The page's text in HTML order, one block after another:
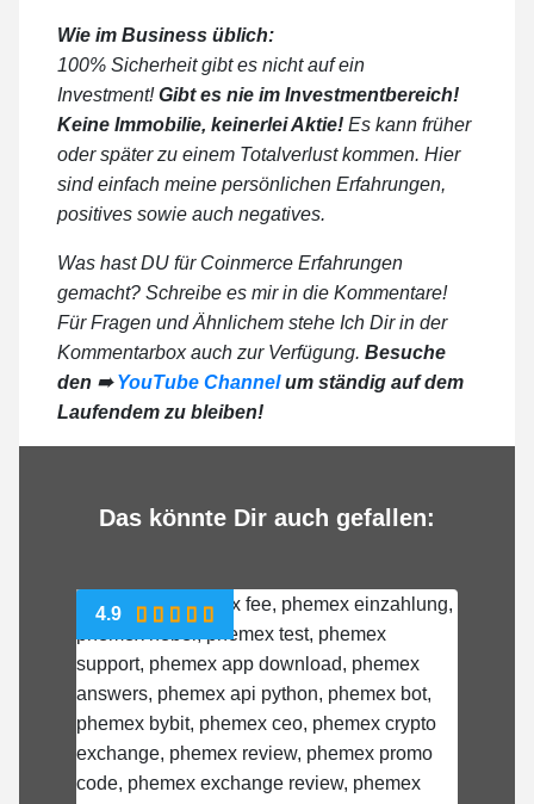
Wie im Business üblich:
100% Sicherheit gibt es nicht auf ein
Investment!Gibt es nie im Investmentbereich!
Keine Immobilie, keinerlei Aktie! Es kann früher
oder später zu einem Totalverlust kommen. Hier
sind einfach meine persönlichen Erfahrungen,
positives sowie auch negatives.
Was hast DU für Coinmerce Erfahrungen
gemacht? Schreibe es mir in die Kommentare!
Für Fragen und Ähnlichem stehe Ich Dir in der
Kommentarbox auch zur Verfügung. Besuche
den ➠ YouTube Channel um ständig auf dem
Laufendem zu bleiben!
Das könnte Dir auch gefallen:
4.9